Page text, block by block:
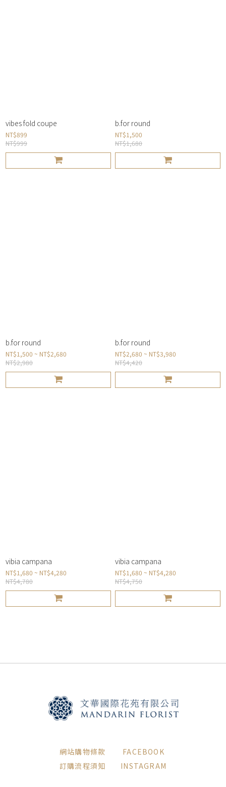
vibes fold coupe
NT$899
NT$999
b.for round
NT$1,500
NT$1,680
b.for round
NT$1,500 ~ NT$2,680
NT$2,980
b.for round
NT$2,680 ~ NT$3,980
NT$4,420
vibia campana
NT$1,680 ~ NT$4,280
NT$4,780
vibia campana
NT$1,680 ~ NT$4,280
NT$4,750
網站購物條款
訂購流程須知
FACEBOOK
INSTAGRAM